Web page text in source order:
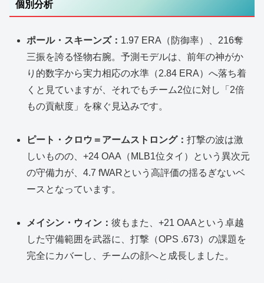
個別分析
ポール・スキーンズ： 1.97 ERA（防御率）、216奪
三振を誇る怪物右腕。予測モデルは、前年の神がか
り的数字から実力相応の水準（2.84 ERA）へ落ち着
くと見ていますが、それでもチーム2位に対し「2倍
もの貢献度」を稼ぐ見込みです。
ピート・クロウ＝アームストロング：打撃の波は激
しいものの、+24 OAA（MLB1位タイ）という異次元
の守備力が、4.7 fWARという高評価の揺るぎないベ
ースとなっています。
メイシン・ウィン：彼もまた、+21 OAAという卓越
した守備範囲を武器に、打撃（OPS .673）の課題を
完全にカバーし、チームの顔へと成長しました。